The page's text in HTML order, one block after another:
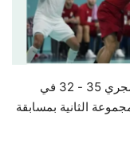
فاز المنتخب المصري للرجال على نظيره المجري 35 - 32 في
الثانية بمسابقة